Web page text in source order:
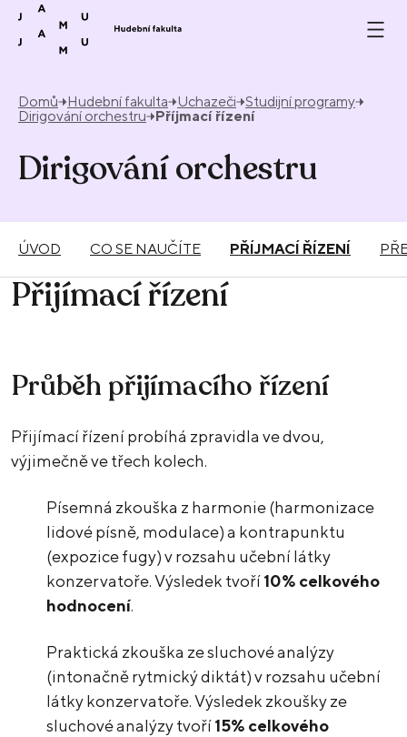
Přeskočit na obsah
Domů Hudební fakulta Uchazeči Studijní programy
Dirigování orchestru
Příjmací řízení
Dirigování orchestru
ÚVOD CO SE NAUČÍTE PŘÍJMACÍ ŘÍZENÍ
Přijímací řízení
Průběh přijímacího řízení
Přijímací řízení probíhá zpravidla ve dvou,
výjimečně ve třech kolech.
Písemná zkouška z harmonie (harmonizace
lidové písně, modulace) a kontrapunktu
(expozice fugy) v rozsahu učební látky
konzervatoře. Výsledek tvoří10% celkového
hodnocení.
Praktická zkouška ze sluchové analýzy
(intonačně rytmický diktát) v rozsahu učební
látky konzervatoře. Výsledek zkoušky ze
sluchové analýzy tvoří15% celkového